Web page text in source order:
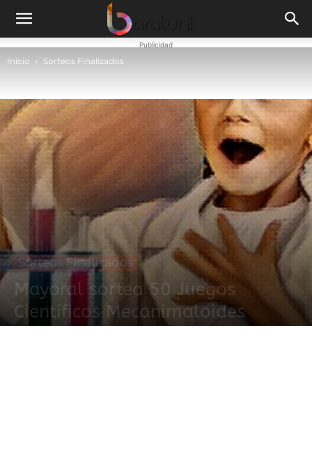
Publicidad
Inicio Sorteos Finalizados
Sorteos Finalizados
Mayoral sortea 50 Juegos
Científicos Mecanimaloides